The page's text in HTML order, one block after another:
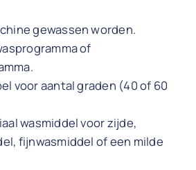
gewassen worden.
of
voor aantal graden (40 of 60
wasmiddel voor zijde,
fijnwasmiddel of een milde